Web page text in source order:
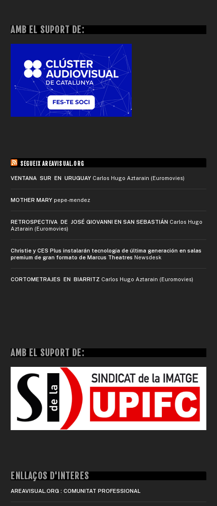
AMB EL SUPORT DE:
SEGUEIX AREAVISUAL.ORG
VENTANA SUR EN URUGUAY Carlos Hugo Aztarain (Euromovies)
MOTHER MARY pepe-mendez
RETROSPECTIVA DE JOSÉ GIOVANNI EN SAN SEBASTIÁN Carlos Hugo
Aztarain (Euromovies)
Christie y CES Plus instalarán tecnología de última generación en salas
premium de gran formato de Marcus Theatres Newsdesk
CORTOMETRAJES EN BIARRITZ Carlos Hugo Aztarain (Euromovies)
AMB EL SUPORT DE:
ENLLAÇOS D'INTERÈS
AREAVISUAL.ORG : COMUNITAT PROFESSIONAL